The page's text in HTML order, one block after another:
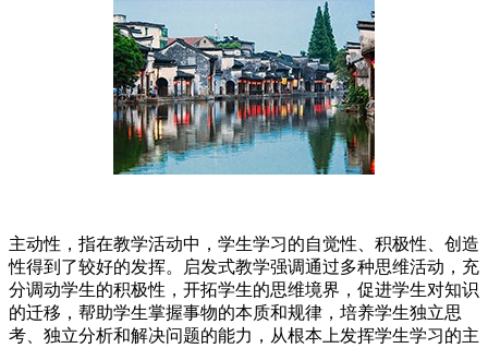
主动性，指在教学活动中，学生学习的自觉性、积极性、创造
性得到了较好的发挥。启发式教学强调通过多种思维活动，充
分调动学生的积极性，开拓学生的思维境界，促进学生对知识
的迁移，帮助学生掌握事物的本质和规律，培养学生独立思
考、独立分析和解决问题的能力，从根本上发挥学生学习的主